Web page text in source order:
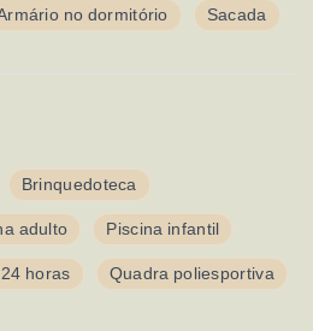
no dormitório Sacada
Brinquedoteca
adulto Piscina infantil
horas Quadra poliesportiva